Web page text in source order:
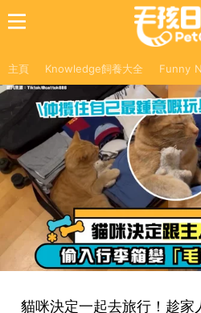
主頁 Knowledge飼養大全 Funny
貓咪決定一起去旅行！趁